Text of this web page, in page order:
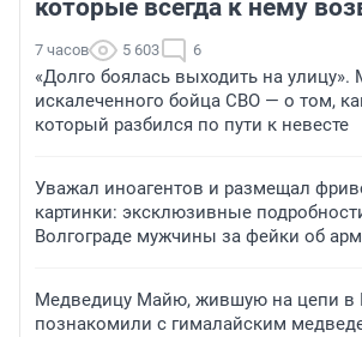
которые всегда к нему
7 часов 5 603 6
«Долго боялась выходить на улицу».
искалеченного бойца СВО — о том,
который разбился по пути к невесте
Уважал иноагентов и размещал
картинки: эксклюзивные
Волгограде мужчины за фейки об
Медведицу Майю, жившую на цепи в
познакомили с гималайским